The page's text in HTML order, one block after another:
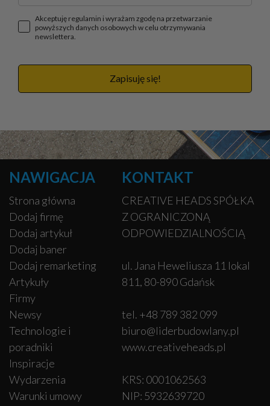
Akceptuję regulamin i wyrażam zgodę na przetwarzanie
powyższych danych osobowych w celu otrzymywania
newslettera.
Zapisuję się!
NAWIGACJA
Strona główna
Dodaj firmę
Dodaj artykuł
Dodaj baner
Dodaj remarketing
Artykuły
Firmy
Newsy
Technologie i
poradniki
Inspiracje
Wydarzenia
Warunki umowy
KONTAKT
CREATIVE HEADS SPÓŁKA
Z OGRANICZONĄ
ODPOWIEDZIALNOŚCIĄ
ul. Jana Heweliusza 11 lokal
811, 80-890 Gdańsk
tel. +48 789 382 099
biuro@liderbudowlany.pl
www.creativeheads.pl
KRS: 0001062563
NIP: 5932639720